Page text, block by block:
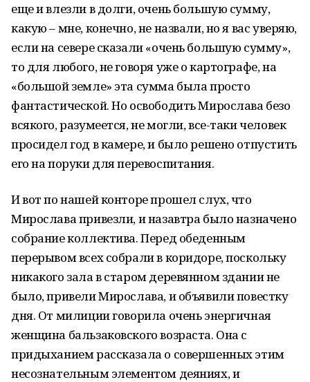
еще и влезли в долги, очень большую сумму,
какую – мне, конечно, не назвали, но я вас уверяю,
если на севере сказали «очень большую сумму»,
то для любого, не говоря уже о картографе, на
«большой земле» эта сумма была просто
фантастической. Но освободить Мирослава безо
всякого, разумеется, не могли, все-таки человек
просидел год в камере, и было решено отпустить
его на поруки для перевоспитания.
И вот по нашей конторе прошел слух, что
Мирослава привезли, и назавтра было назначено
собрание коллектива. Перед обеденным
перерывом всех собрали в коридоре, поскольку
никакого зала в старом деревянном здании не
было, привели Мирослава, и объявили повестку
дня. От милиции говорила очень энергичная
женщина бальзаковского возраста. Она с
придыханием рассказала о совершенных этим
несознательным элементом деяниях, и